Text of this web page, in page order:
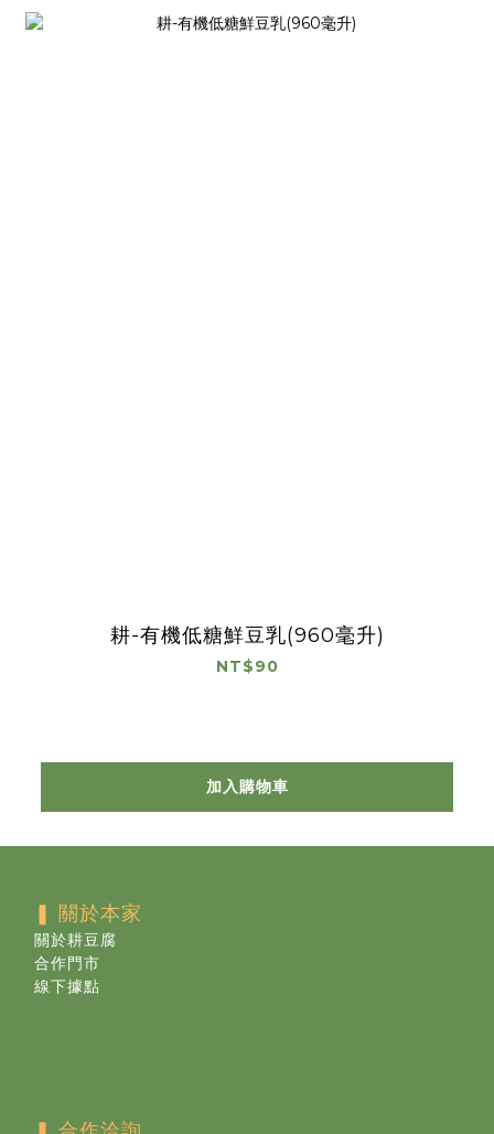
耕-有機低糖鮮豆乳(960毫升)
NT$90
加入購物車
❚ 關於本家
關於耕豆腐
合作門市
線下據點